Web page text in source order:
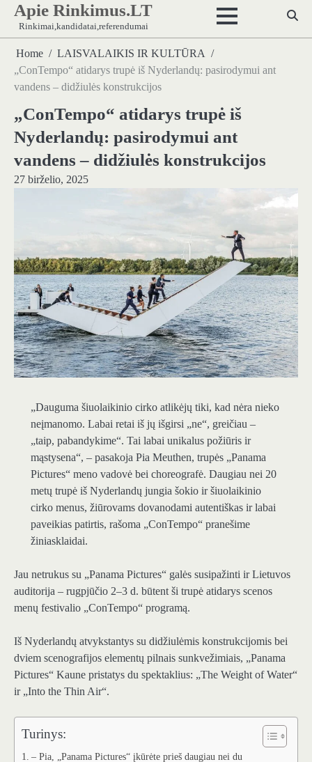
Skip
content
Apie Rinkimus.LT
Rinkimai,kandidatai,referendumai
Home
LAISVALAIKIS IR KULTŪRA
„ConTempo“ atidarys trupė iš Nyderlandų: pasirodymui ant
vandens – didžiulės konstrukcijos
„ConTempo“ atidarys trupė iš
Nyderlandų: pasirodymui ant
vandens – didžiulės konstrukcijos
27 birželio, 2025
„Dauguma šiuolaikinio cirko atlikėjų tiki, kad nėra nieko
neįmanomo. Labai retai iš jų išgirsi „ne“, greičiau –
„taip, pabandykime“. Tai labai unikalus požiūris ir
mąstysena“, – pasakoja Pia Meuthen, trupės „Panama
Pictures“ meno vadovė bei choreografė. Daugiau nei 20
metų trupė iš Nyderlandų jungia šokio ir šiuolaikinio
cirko menus, žiūrovams dovanodami autentiškas ir labai
paveikias patirtis, rašoma „ConTempo“ pranešime
žiniasklaidai.
Jau netrukus su „Panama Pictures“ galės susipažinti ir Lietuvos
auditorija – rugpjūčio 2–3 d. būtent ši trupė atidarys scenos
menų festivalio „ConTempo“ programą.
Iš Nyderlandų atvykstantys su didžiulėmis konstrukcijomis bei
dviem scenografijos elementų pilnais sunkvežimiais, „Panama
Pictures“ Kaune pristatys du spektaklius: „The Weight of Water“
ir „Into the Thin Air“.
Turinys:
– Pia, „Panama Pictures“ įkūrėte prieš daugiau nei du